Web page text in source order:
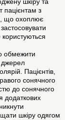
шкіру та
пацієнтам з
що охоплює
користуються
обмежити
джерел
Пацієнтів,
сонячного
до сонячного
додаткових
шкіру одягом